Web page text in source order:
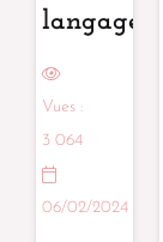
langage
Vues :
3 064
06/02/2024